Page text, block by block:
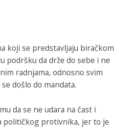
koji se predstavljaju biračkom
podršku da drže do sebe i ne
radnjama, odnosno svim
došlo do mandata.
da se ne udara na čast i
političkog protivnika, jer to je